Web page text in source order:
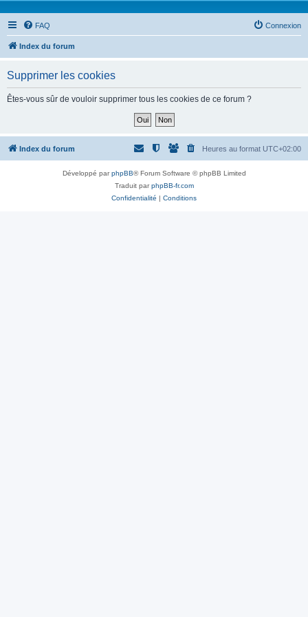
FAQ Connexion
Index du forum
Supprimer les cookies
Êtes-vous sûr de vouloir supprimer tous les cookies de ce forum ?
Index du forum Heures au format UTC+02:00
Développé parphpBB® Forum Software © phpBB Limited
Traduit parphpBB-fr.com
Confidentialité | Conditions